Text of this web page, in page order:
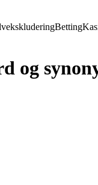
Betting
og